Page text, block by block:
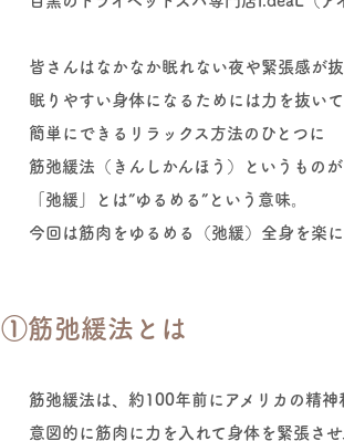
皆さんはなかなか眠れない夜や緊張感が
眠りやすい身体になるためには力を抜い
簡単にできるリラックス方法のひとつに
筋弛緩法（きんしかんほう）というものが
「弛緩」とは”ゆるめる”という意味。
今回は筋肉をゆるめる（弛緩）全身を楽
①筋弛緩法とは
筋弛緩法は、約100年前にアメリカの精神
意図的に筋肉に力を入れて身体を緊張さ